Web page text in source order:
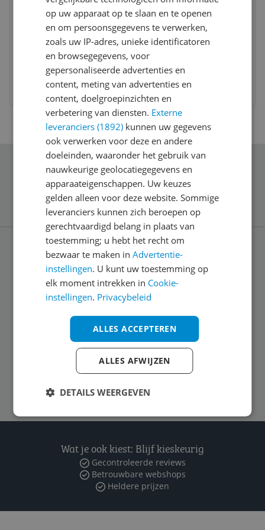
Chacon Design TCD RA 8V/3m 3x1,5qmm
schakelaar Wit
€ 24,75
Bekijk meer informatie
Schrijf je in voor onze nieuwsbrief
Service
Algemeen
Wat je ook kiest: Blijf kieskeurig
Gecontroleerde reviews
Betrouwbare webshops
Heldere prijzen
op uw apparaat op te slaan en te openen
en om persoonsgegevens te verwerken,
zoals uw IP-adres, unieke identificatoren
en browsegegevens, voor
gepersonaliseerde advertenties en
content, meting van advertenties en
content, doelgroepinzichten en
verbetering van diensten. Externe
leveranciers (1892) kunnen uw gegevens
ook verwerken voor deze en andere
doeleinden, waaronder het gebruik van
nauwkeurige geolocatiegegevens en
apparaateigenschappen. Uw keuzes
gelden alleen voor deze website. Sommige
leveranciers kunnen zich beroepen op
gerechtvaardigd belang in plaats van
toestemming; u hebt het recht om
bezwaar te maken inAdvertentie-
instellingen. U kunt uw toestemming op
elk moment intrekken in Cookie-
instellingen. Privacybeleid
ALLES ACCEPTEREN
ALLES AFWIJZEN
DETAILS WEERGEVEN